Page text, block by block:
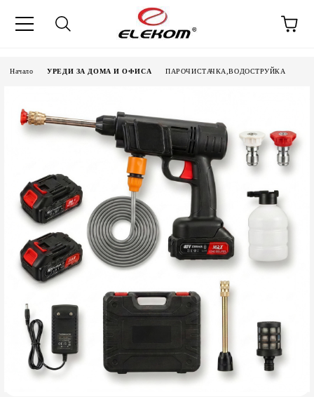
Начало УРЕДИ ЗА ДОМА И ОФИСА ПАРОЧИСТАЧКА,ВОДОСТРУЙКА